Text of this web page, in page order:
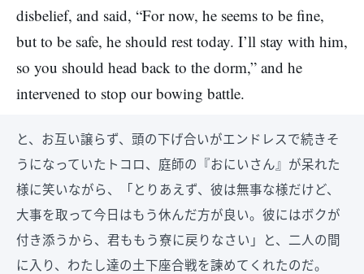
disbelief, and said, “For now, he seems to be fine,
but to be safe, he should rest today. I’ll stay with him,
so you should head back to the dorm,” and he
intervened to stop our bowing battle.
と、お互い譲らず、頭の下げ合いがエンドレスで続きそ
うになっていたトコロ、庭師の『おにいさん』が呆れた
様に笑いながら、「とりあえず、彼は無事な様だけど、
大事を取って今日はもう休んだ方が良い。彼にはボクが
付き添うから、君ももう寮に戻りなさい」と、二人の間
に入り、わたし達の土下座合戦を諫めてくれたのだ。